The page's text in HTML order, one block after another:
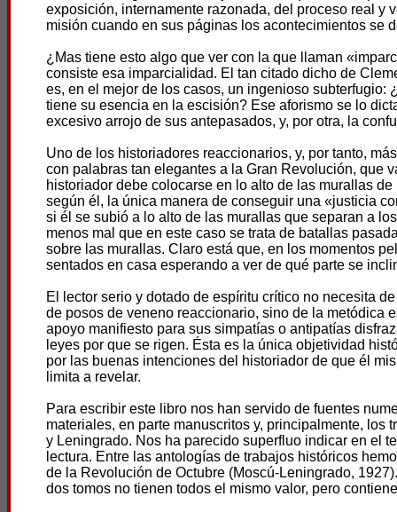
exposición, internamente razonada, del proceso real y
misión cuando en sus páginas los acontecimientos se
¿Mas tiene esto algo que ver con la que llaman
consiste esa imparcialidad. El tan citado dicho de
es, en el mejor de los casos, un ingenioso
tiene su esencia en la escisión? Ese aforismo se lo
excesivo arrojo de sus antepasados, y, por otra, la
Uno de los historiadores reaccionarios, y, por tanto,
con palabras tan elegantes a la Gran Revolución, que
historiador debe colocarse en lo alto de las murallas
según él, la única manera de conseguir una «justicia
si él se subió a lo alto de las murallas que separan a
menos mal que en este caso se trata de batallas
sobre las murallas. Claro está que, en los momentos
sentados en casa esperando a ver de qué parte se
El lector serio y dotado de espíritu crítico no necesita
de posos de veneno reaccionario, sino de la metódica
apoyo manifiesto para sus simpatías o antipatías
leyes por que se rigen. Ésta es la única objetividad
por las buenas intenciones del historiador de que él
limita a revelar.
Para escribir este libro nos han servido de fuentes
materiales, en parte manuscritos y, principalmente,
y Leningrado. Nos ha parecido superfluo indicar en el
lectura. Entre las antologías de trabajos históricos
de la Revolución de Octubre (Moscú-Leningrado,
dos tomos no tienen todos el mismo valor, pero